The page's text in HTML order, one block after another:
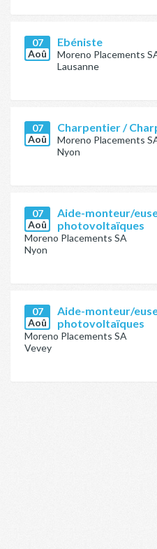
07
Aoû
Ebéniste
Moreno Placements
Lausanne
07
Aoû
Charpentier /
Moreno Placements
Nyon
07
Aoû
Aide-monteur/
photovoltaïques
Moreno Placements SA
Nyon
07
Aoû
Aide-monteur/
photovoltaïques
Moreno Placements SA
Vevey